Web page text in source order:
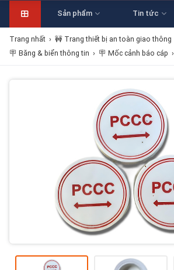
Sản phẩm Tin tức
Trang nhất › 🚧 Trang thiết bị an toàn giao thông
🪧 Băng & biển thông tin › 🪧 Mốc cảnh báo cáp ›